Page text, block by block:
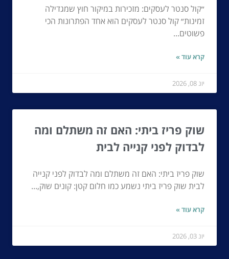
״קול סנטר לעסקים: מזכירות במיקור חוץ שמגדילה
זמינות״ קול סנטר לעסקים הוא אחד הפתרונות הכי
פשוטים...
קרא עוד »
יונ 08, 2026
שוק פריז ביתי: האם זה משתלם ומה
לבדוק לפני קנייה לבית
שוק פריז ביתי: האם זה משתלם ומה לבדוק לפני קנייה
לבית שוק פריז ביתי נשמע כמו חלום קטן: קונים שוק,...
קרא עוד »
יונ 03, 2026